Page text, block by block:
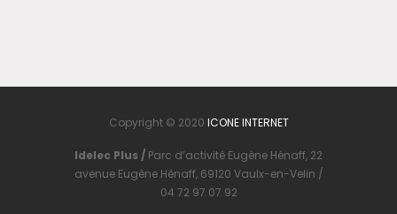
Copyright © 2020 ICONE INTERNET
Idelec Plus / Parc d’activité Eugène Hénaff, 22
avenue Eugène Hénaff, 69120 Vaulx-en-Velin /
04 72 97 07 92